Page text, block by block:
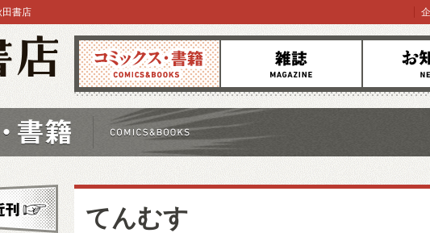
コミックス 雑誌 お知らせ
田書店
てんむす